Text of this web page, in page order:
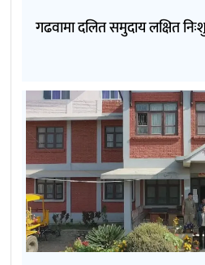
गढवामा दलित समुदाय लक्षित